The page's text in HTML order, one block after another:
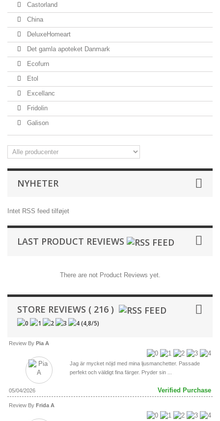
Castorland
China
DeluxeHomeart
Det gamla apoteket Danmark
Ecofurn
Etol
Excellanc
Fridolin
Galison
NYHETER
Intet RSS feed tilføjet
LAST PRODUCT REVIEWS
There are not Product Reviews yet.
STORE REVIEWS ( 216 )
(4,8/5)
Review By Pia A
Jag är mycket nöjd med mina ljusmanchetter. Passade
perfekt och väldigt fina färger. Pryder sin ...
05/04/2026 Verified Purchase
Review By Frida A